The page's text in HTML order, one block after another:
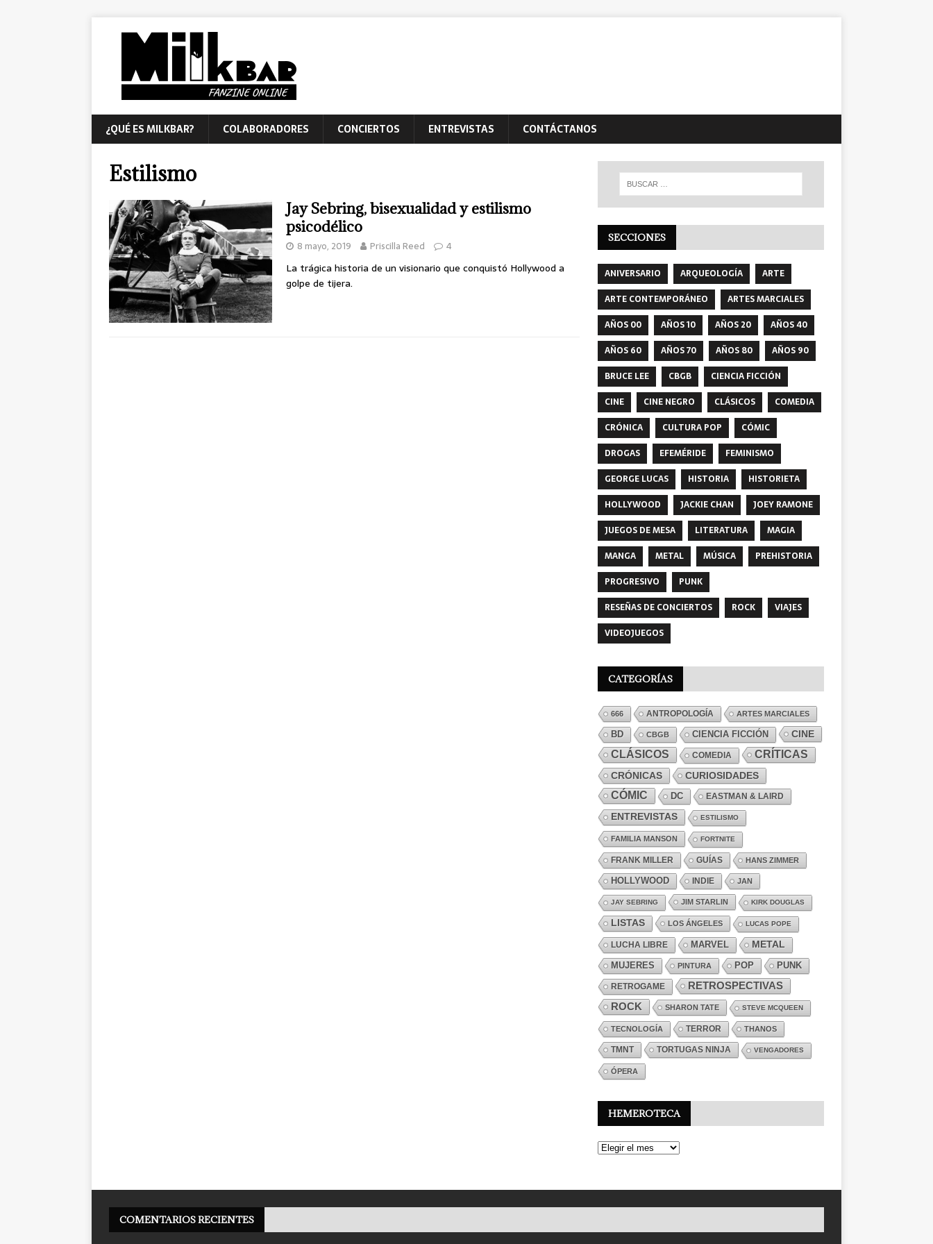
¿QUÉ ES MILKBAR? COLABORADORES CONCIERTOS ENTREVISTAS CONTÁCTANOS
Estilismo
Jay Sebring, bisexualidad y estilismo
psicodélico
8 mayo, 2019 Priscilla Reed 4
La trágica historia de un visionario que conquistó Hollywood a
golpe de tijera.
SECCIONES
ANIVERSARIO ARQUEOLOGÍA
ARTE
ARTE CONTEMPORÁNEO
ARTES MARCIALES
AÑOS 00
AÑOS 10 AÑOS 20
AÑOS 40
AÑOS 60
AÑOS 70 AÑOS 80
AÑOS 90
BRUCE LEE
CBGB
CIENCIA FICCIÓN
CINE
CINE NEGRO CLÁSICOS
COMEDIA
CRÓNICA
CULTURA POP
CÓMIC
DROGAS
EFEMÉRIDE
FEMINISMO
GEORGE LUCAS
HISTORIA
HISTORIETA
HOLLYWOOD
JACKIE CHAN
JOEY RAMONE
JUEGOS DE MESA
LITERATURA
MAGIA
MANGA
METAL MÚSICA
PREHISTORIA
PROGRESIVO
PUNK
RESEÑAS DE CONCIERTOS
ROCK
VIAJES
VIDEOJUEGOS
CATEGORÍAS
666 ANTROPOLOGÍA ARTES MARCIALES
BD CBGB CIENCIA FICCIÓN CINE
CLÁSICOS COMEDIA CRÍTICAS
CRÓNICAS CURIOSIDADES
CÓMIC DC EASTMAN & LAIRD
ENTREVISTAS ESTILISMO
FAMILIA MANSON FORTNITE
FRANK MILLER GUÍAS HANS ZIMMER
HOLLYWOOD INDIE JAN
JAY SEBRING JIM STARLIN KIRK DOUGLAS
LISTAS LOS ÁNGELES LUCAS POPE
LUCHA LIBRE MARVEL METAL
MUJERES PINTURA POP PUNK
RETROGAME RETROSPECTIVAS
ROCK SHARON TATE STEVE MCQUEEN
TECNOLOGÍA TERROR THANOS
TMNT TORTUGAS NINJA VENGADORES
ÓPERA
HEMEROTECA
COMENTARIOS RECIENTES